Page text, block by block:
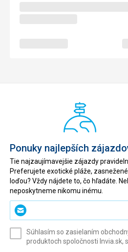
Ponuky najlepších
Tie najzaujímavejšie zájazdy
Preferujete exotické pláže,
loďou? Vždy nájdete to, čo hľadáte.
neposkytneme nikomu inému.
Zadajte
svoj
(povinné)
Súhlasím so zasielaním
produktoch spoločnosti Invia.sk,